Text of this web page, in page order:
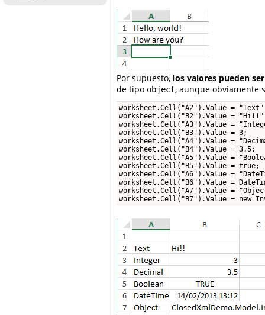
Por supuesto, los valores pueden
de tipo object, aunque obviamente
worksheet.Cell("A2").Value =
worksheet.Cell("B2").Value =
worksheet.Cell("A3").Value =
worksheet.Cell("B3").Value = 3;
worksheet.Cell("A4").Value =
worksheet.Cell("B4").Value = 3.5;
worksheet.Cell("A5").Value =
worksheet.Cell("B5").Value = true;
worksheet.Cell("A6").Value =
worksheet.Cell("B6").Value =
worksheet.Cell("A7").Value =
worksheet.Cell("B7").Value = new